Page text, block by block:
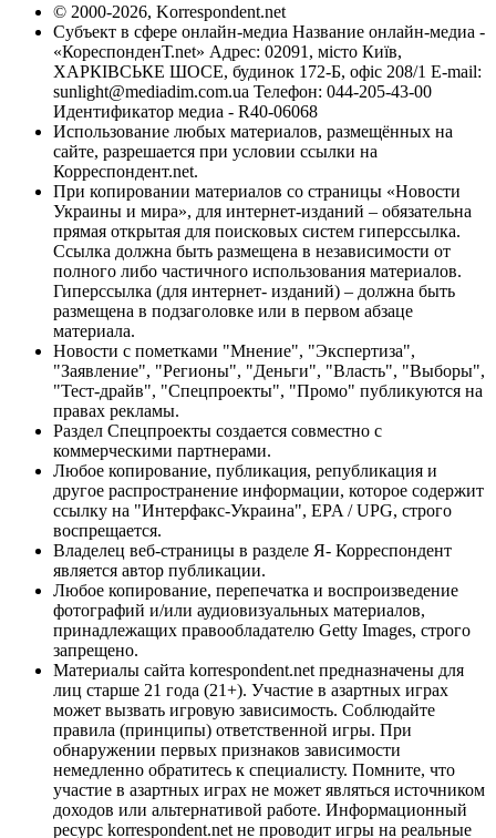
© 2000-2026, Korrespondent.net
Субъект в сфере онлайн-медиа Название онлайн-медиа -
«КореспонденТ.net» Адрес: 02091, місто Київ,
ХАРКІВСЬКЕ ШОСЕ, будинок 172-Б, офіс 208/1 E-mail:
sunlight@mediadim.com.ua Телефон: 044-205-43-00
Идентификатор медиа - R40-06068
Использование любых материалов, размещённых на
сайте, разрешается при условии ссылки на
Корреспондент.net.
При копировании материалов со страницы «Новости
Украины и мира», для интернет-изданий – обязательна
прямая открытая для поисковых систем гиперссылка.
Ссылка должна быть размещена в независимости от
полного либо частичного использования материалов.
Гиперссылка (для интернет- изданий) – должна быть
размещена в подзаголовке или в первом абзаце
материала.
Новости с пометками "Мнение", "Экспертиза",
"Заявление", "Регионы", "Деньги", "Власть", "Выборы",
"Тест-драйв", "Спецпроекты", "Промо" публикуются на
правах рекламы.
Раздел Спецпроекты создается совместно с
коммерческими партнерами.
Любое копирование, публикация, републикация и
другое распространение информации, которое содержит
ссылку на "Интерфакс-Украина", EPA / UPG, строго
воспрещается.
Владелец веб-страницы в разделе Я- Корреспондент
является автор публикации.
Любое копирование, перепечатка и воспроизведение
фотографий и/или аудиовизуальных материалов,
принадлежащих правообладателю Getty Images, строго
запрещено.
Материалы сайта korrespondent.net предназначены для
лиц старше 21 года (21+). Участие в азартных играх
может вызвать игровую зависимость. Соблюдайте
правила (принципы) ответственной игры. При
обнаружении первых признаков зависимости
немедленно обратитесь к специалисту. Помните, что
участие в азартных играх не может являться источником
доходов или альтернативой работе. Информационный
ресурс korrespondent.net не проводит игры на реальные